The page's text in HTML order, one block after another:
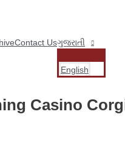
Contact Usગુજરાતી
ટૉગલ
કરો
English
Casino